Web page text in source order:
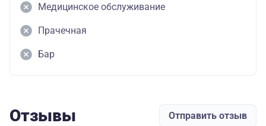
Медицинское обслуживание
Прачечная
Бар
Отзывы Отправить отзыв